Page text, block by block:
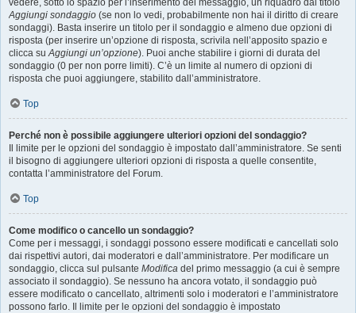
vedere, sotto lo spazio per l’inserimento del messaggio, un riquadro dal titolo
Aggiungi sondaggio (se non lo vedi, probabilmente non hai il diritto di creare
sondaggi). Basta inserire un titolo per il sondaggio e almeno due opzioni di
risposta (per inserire un’opzione di risposta, scrivila nell’apposito spazio e
clicca suAggiungi un’opzione). Puoi anche stabilire i giorni di durata del
sondaggio (0 per non porre limiti). C’è un limite al numero di opzioni di
risposta che puoi aggiungere, stabilito dall’amministratore.
Top
Perché non è possibile aggiungere ulteriori opzioni del sondaggio?
Il limite per le opzioni del sondaggio è impostato dall’amministratore. Se senti
il bisogno di aggiungere ulteriori opzioni di risposta a quelle consentite,
contatta l’amministratore del Forum.
Top
Come modifico o cancello un sondaggio?
Come per i messaggi, i sondaggi possono essere modificati e cancellati solo
dai rispettivi autori, dai moderatori e dall’amministratore. Per modificare un
sondaggio, clicca sul pulsante Modifica del primo messaggio (a cui è sempre
associato il sondaggio). Se nessuno ha ancora votato, il sondaggio può
essere modificato o cancellato, altrimenti solo i moderatori e l’amministratore
possono farlo. Il limite per le opzioni del sondaggio è impostato